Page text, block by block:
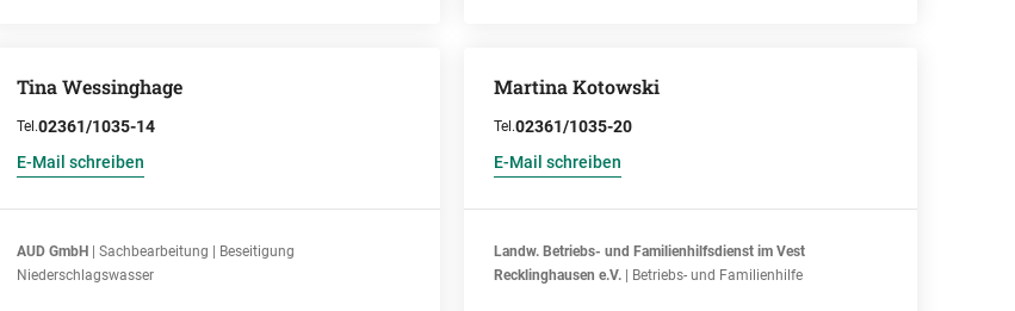
Tina Wessinghage
Tel.02361/1035-14
E-Mail schreiben
AUD GmbH
| Sachbearbeitung | Beseitigung
Niederschlagswasser
Martina Kotowski
Tel.02361/1035-20
E-Mail schreiben
Landw. Betriebs- und Familienhilfsdienst im Vest
Recklinghausen e.V.
| Betriebs- und Familienhilfe